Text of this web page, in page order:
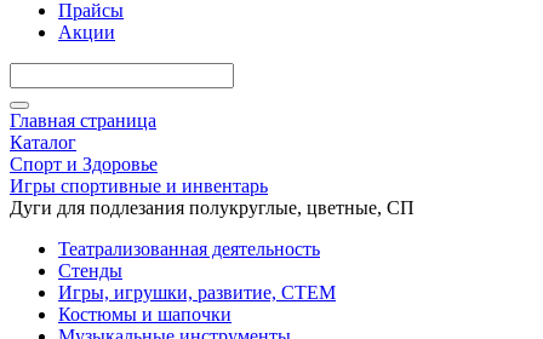
Прайсы
Акции
Главная страница
Каталог
Спорт и Здоровье
Игры спортивные и инвентарь
Дуги для подлезания полукруглые, цветные, СП
Театрализованная деятельность
Стенды
Игры, игрушки, развитие, СТЕМ
Костюмы и шапочки